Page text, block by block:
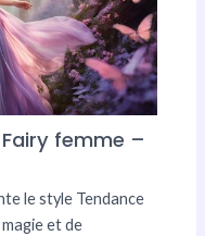
femme –
le style Tendance
magie et de